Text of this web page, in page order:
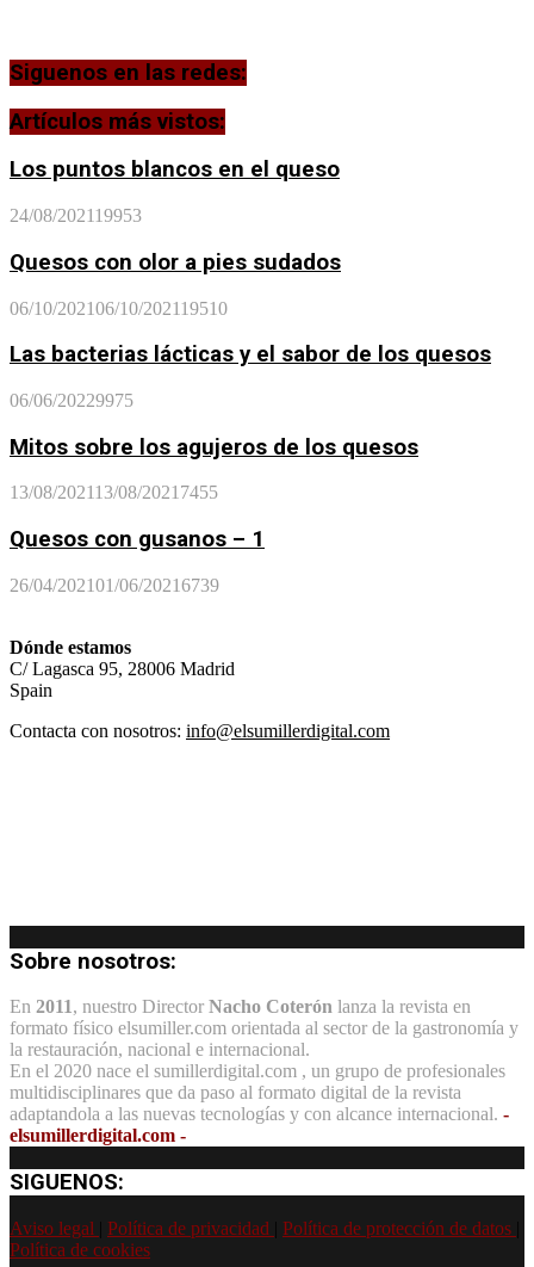
Siguenos en las redes:
Artículos más vistos:
Los puntos blancos en el queso
24/08/202119953
Quesos con olor a pies sudados
06/10/202106/10/202119510
Las bacterias lácticas y el sabor de los quesos
06/06/20229975
Mitos sobre los agujeros de los quesos
13/08/202113/08/2021 7455
Quesos con gusanos – 1
26/04/202101/06/20216739
Dónde estamos
C/ Lagasca 95, 28006 Madrid
Spain
Contacta con nosotros: info@elsumillerdigital.com
Sobre nosotros:
En 2011, nuestro Director Nacho Coterón lanza la revista en
formato físico elsumiller.com orientada al sector de la gastronomía y
la restauración, nacional e internacional.
En el 2020 nace el sumillerdigital.com , un grupo de profesionales
multidisciplinares que da paso al formato digital de la revista
adaptandola a las nuevas tecnologías y con alcance internacional. -
elsumillerdigital.com -
SIGUENOS:
Aviso legal Política de privacidad Política de protección de datos
Política de cookies